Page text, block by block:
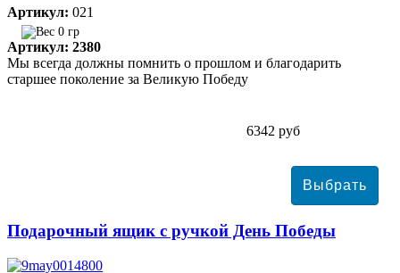
Артикул: 021
0 гр
Артикул: 2380
Мы всегда должны помнить о прошлом и благодарить
старшее поколение за Великую Победу
6342 руб
Подарочный ящик с ручкой День Победы